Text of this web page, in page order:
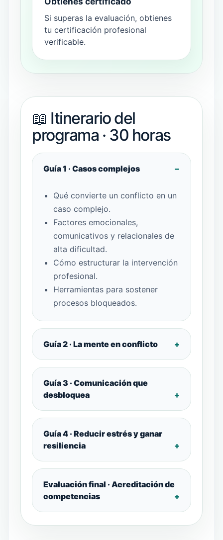
Si superas la evaluación, obtienes
tu certificación profesional
verificable.
📖 Itinerario del
programa · 30 horas
Guía 1 · Casos complejos
Qué convierte un conflicto en un
caso complejo.
Factores emocionales,
comunicativos y relacionales de
alta dificultad.
Cómo estructurar la intervención
profesional.
Herramientas para sostener
procesos bloqueados.
Guía 2 · La mente en conflicto
Guía 3 · Comunicación que
desbloquea
Guía 4 · Reducir estrés y ganar
resiliencia
Evaluación final · Acreditación de
competencias